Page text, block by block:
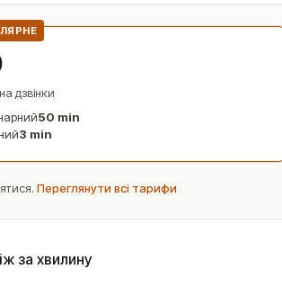
дзвінки
50 min
3 min
Переглянути всі тарифи
за хвилину